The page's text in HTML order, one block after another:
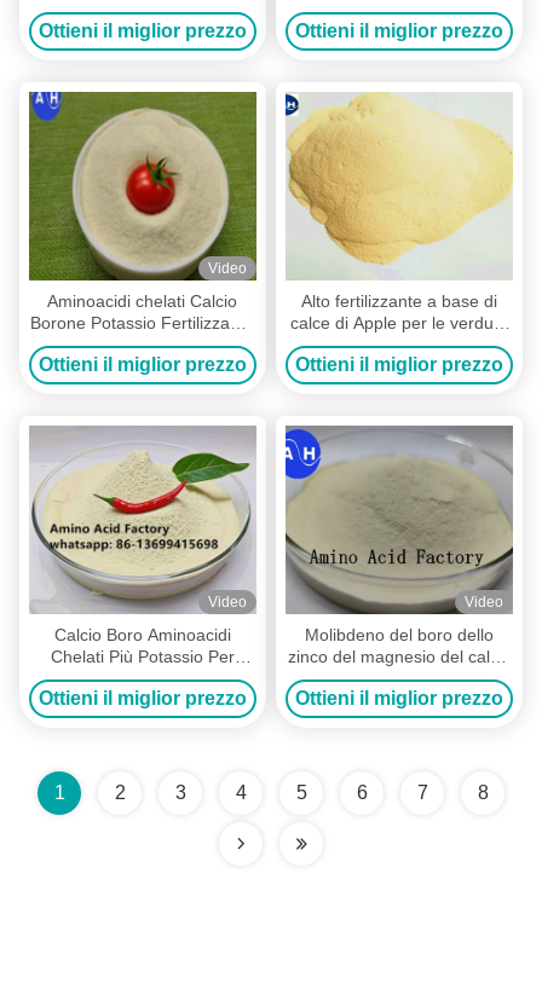
tolleranza dello stress delle
piante nella coltivazione di
pomodori
Ottieni il miglior prezzo
organico per il peperoncino
Ottieni il miglior prezzo
Video
Aminoacidi chelati Calcio
Borone Potassio Fertilizzante
18% K2O 40% Aminoacidi
Ottieni il miglior prezzo
Alto fertilizzante a base di
calce di Apple per le verdure
delle piante che ritardano
maturazione della frutta
Ottieni il miglior prezzo
Video
Calcio Boro Aminoacidi
Chelati Più Potassio Per
Dolcificazione e Colorazione
delle Colture
Ottieni il miglior prezzo
Video
Molibdeno del boro dello
zinco del magnesio del calcio
di chelazione dell'aminoacido
del fertilizzante dei banani
Ottieni il miglior prezzo
1 2 3 4 5 6 7 8